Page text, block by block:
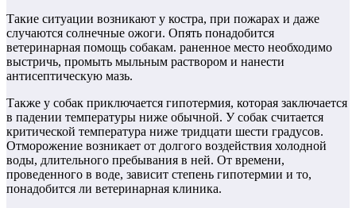
Такие ситуации возникают у костра, при пожарах и даже
случаются солнечные ожоги. Опять понадобится
ветеринарная помощь собакам. раненное место необходимо
выстричь, промыть мыльным раствором и нанести
антисептическую мазь.
Также у собак приключается гипотермия, которая заключается
в падении температуры ниже обычной. У собак считается
критической температура ниже тридцати шести градусов.
Отморожение возникает от долгого воздействия холодной
воды, длительного пребывания в ней. От времени,
проведенного в воде, зависит степень гипотермии и то,
понадобится ли ветеринарная клиника.